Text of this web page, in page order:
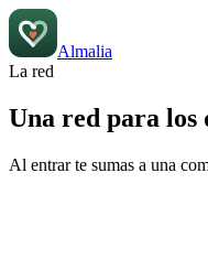
Almalia
La red
Una red para los
Al entrar te sumas a una